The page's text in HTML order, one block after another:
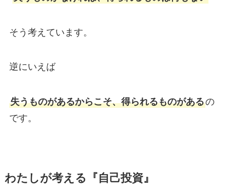
そう考えています。
逆にいえば
失うものがあるからこそ、得られるものがあるの
です。
わたしが考える『自己投資』